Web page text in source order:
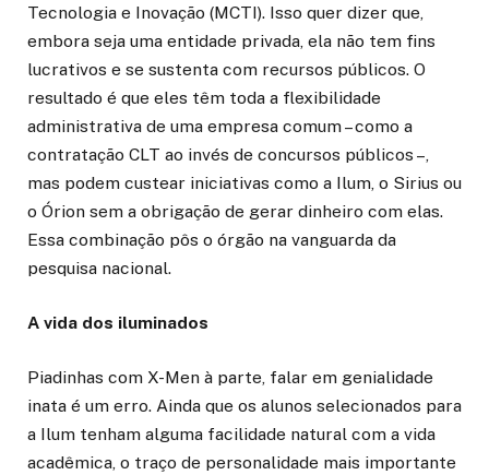
Tecnologia e Inovação (MCTI). Isso quer dizer que,
embora seja uma entidade privada, ela não tem fins
lucrativos e se sustenta com recursos públicos. O
resultado é que eles têm toda a flexibilidade
administrativa de uma empresa comum – como a
contratação CLT ao invés de concursos públicos –,
mas podem custear iniciativas como a Ilum, o Sirius ou
o Órion sem a obrigação de gerar dinheiro com elas.
Essa combinação pôs o órgão na vanguarda da
pesquisa nacional.
A vida dos iluminados
Piadinhas com X-Men à parte, falar em genialidade
inata é um erro. Ainda que os alunos selecionados para
a Ilum tenham alguma facilidade natural com a vida
acadêmica, o traço de personalidade mais importante